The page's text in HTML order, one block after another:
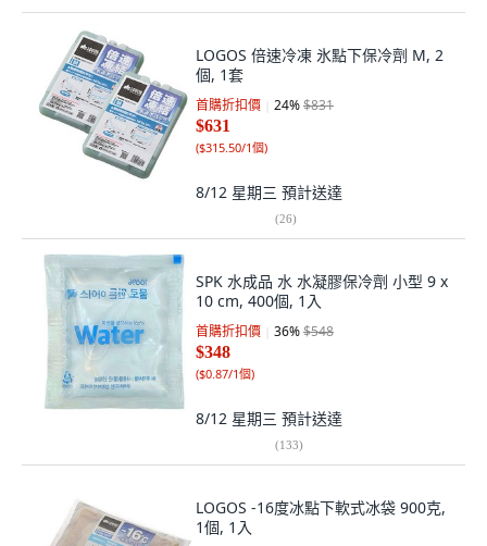
LOGOS 倍速冷凍 氷點下保冷劑 M, 2
個, 1套
首購折扣價 24%$831
$631
($315.50/1個)
8/12 星期三 預計送達
(26)
SPK 水成品 水 水凝膠保冷劑 小型 9 x
10 cm, 400個, 1入
首購折扣價 36%$548
$348
($0.87/1個)
8/12 星期三 預計送達
(133)
LOGOS -16度冰點下軟式冰袋 900克,
1個, 1入